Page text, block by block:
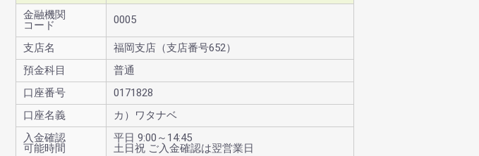
金融機関
コード
0005
支店名
福岡支店（支店番号652）
預金科目
普通
口座番号
0171828
口座名義
カ）ワタナベ
入金確認
可能時間
平日 9:00～14:45
土日祝 ご入金確認は翌営業日